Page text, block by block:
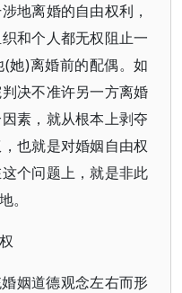
地离婚的自由权利，
和个人都无权阻止一
她)离婚前的配偶。如
决不准许另一方离婚
素，就从根本上剥夺
也就是对婚姻自由权
个问题上，就是非此
。
姻道德观念左右而形